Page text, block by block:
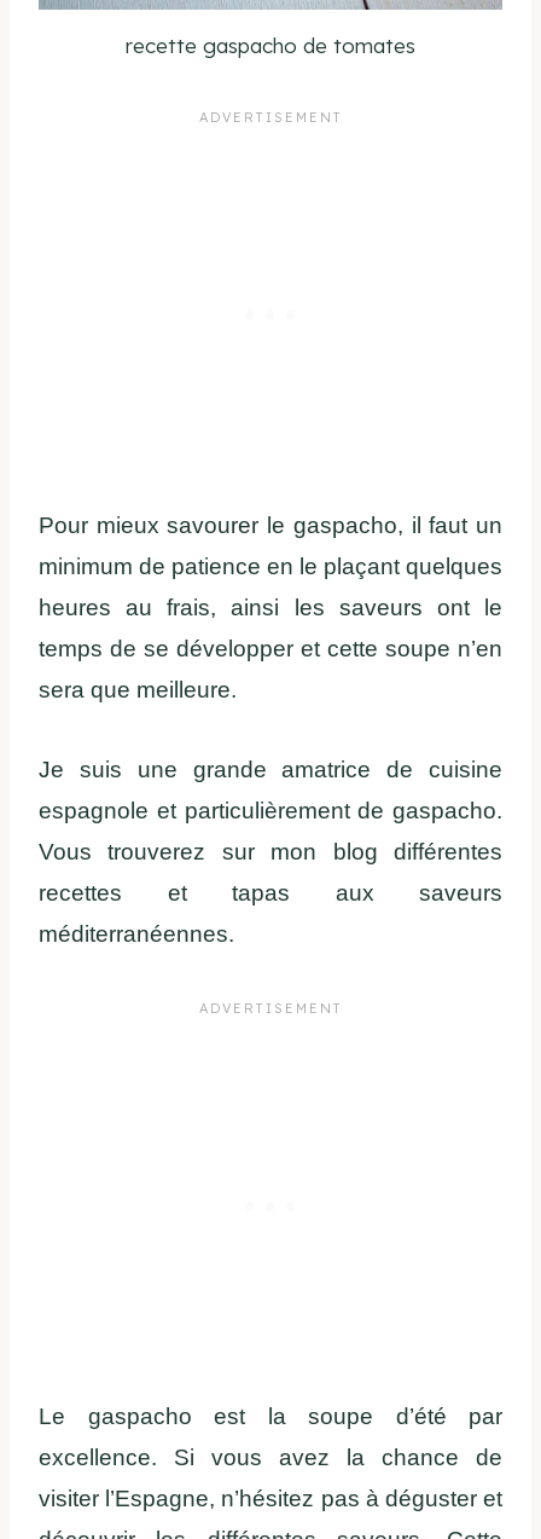
recette gaspacho de tomates
Pour mieux savourer le gaspacho, il faut un
minimum de patience en le plaçant quelques
heures au frais, ainsi les saveurs ont le
temps de se développer et cette soupe n’en
sera que meilleure.
Je suis une grande amatrice de cuisine
espagnole et particulièrement de gaspacho.
Vous trouverez sur mon blog différentes
recettes et tapas aux saveurs
méditerranéennes.
Le gaspacho est la soupe d’été par
excellence. Si vous avez la chance de
visiter l’Espagne, n’hésitez pas à déguster et